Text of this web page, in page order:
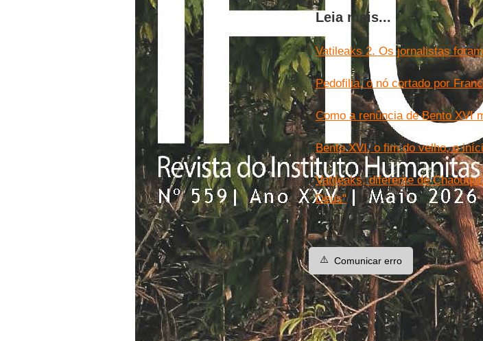
Leia mais...
Vatileaks 2. Os jornalistas
Pedofilia, o nó cortado por
Como a renúncia de Bento XVI
Bento XVI, o fim do velho, o
Vatileaks, diferente de
Deus"
⚠️ Comunicar erro